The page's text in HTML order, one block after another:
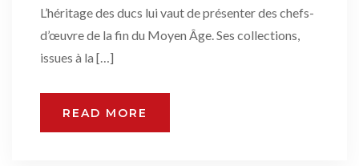
L’héritage des ducs lui vaut de présenter des chefs-
d’œuvre de la fin du Moyen Âge. Ses collections,
issues à la […]
READ MORE